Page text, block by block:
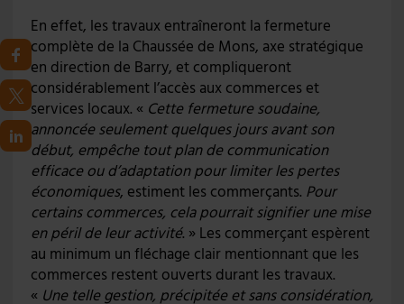
En effet, les travaux entraîneront la fermeture
complète de la Chaussée de Mons, axe stratégique
en direction de Barry, et compliqueront
considérablement l’accès aux commerces et
services locaux. « Cette fermeture soudaine,
annoncée seulement quelques jours avant son
début, empêche tout plan de communication
efficace ou d’adaptation pour limiter les pertes
économiques, estiment les commerçants. Pour
certains commerces, cela pourrait signifier une mise
en péril de leur activité. » Les commerçant espèrent
au minimum un fléchage clair mentionnant que les
commerces restent ouverts durant les travaux.
« Une telle gestion, précipitée et sans considération,